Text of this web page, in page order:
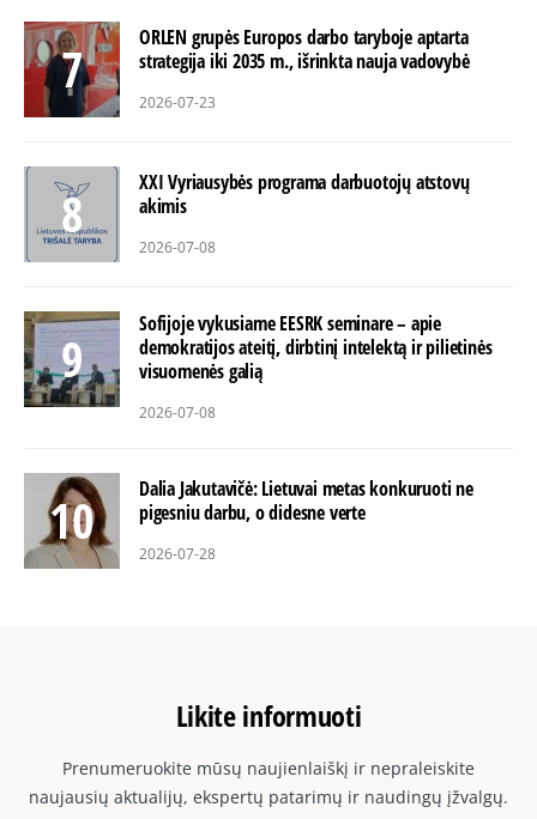
ORLEN grupės Europos darbo taryboje aptarta
strategija iki 2035 m., išrinkta nauja vadovybė
2026-07-23
XXI Vyriausybės programa darbuotojų atstovų
akimis
2026-07-08
Sofijoje vykusiame EESRK seminare – apie
demokratijos ateitį, dirbtinį intelektą ir pilietinės
visuomenės galią
2026-07-08
Dalia Jakutavičė: Lietuvai metas konkuruoti ne
pigesniu darbu, o didesne verte
2026-07-28
Likite informuoti
Prenumeruokite mūsų naujienlaiškį ir nepraleiskite
naujausių aktualijų, ekspertų patarimų ir naudingų įžvalgų.